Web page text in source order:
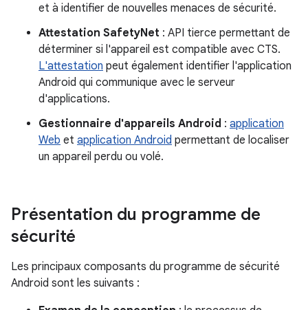
et à identifier de nouvelles menaces de sécurité.
Attestation SafetyNet : API tierce permettant de
déterminer si l'appareil est compatible avec CTS.
L'attestation peut également identifier l'application
Android qui communique avec le serveur
d'applications.
Gestionnaire d'appareils Android : application
Web et application Android permettant de localiser
un appareil perdu ou volé.
Présentation du programme de
sécurité
Les principaux composants du programme de sécurité
Android sont les suivants :